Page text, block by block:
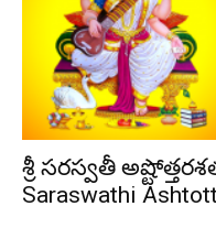
శ్రీ సరస్వతీ
Saraswathi